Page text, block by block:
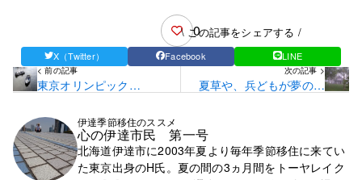
0
\ この記事をシェアする /
X（Twitter） Facebook LINE
< 前の記事
東京オリンピック
（２）・・・オリンピッ
次の記事 >
夏草や、兵どもが夢のあ
と
伊達季節移住のススメ
心の伊達市民 第一号
北海道伊達市に2003年夏より毎年季節移住に来てい
た東京出身のH氏。夏の間の3ヵ月間をトーヤレイク